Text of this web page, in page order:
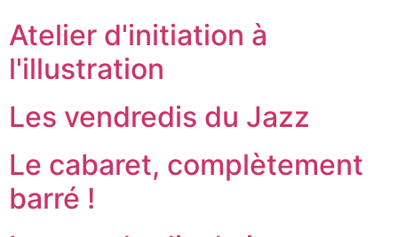
Atelier d'initiation à
l'illustration
Les vendredis du Jazz
Le cabaret, complètement
barré !